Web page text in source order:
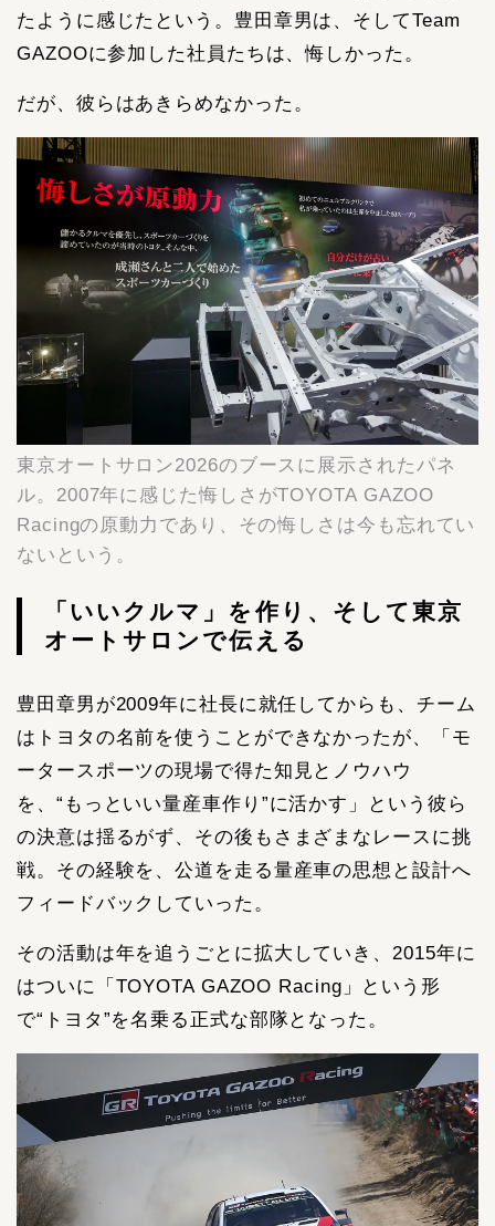
たように感じたという。豊田章男は、そしてTeam
GAZOOに参加した社員たちは、悔しかった。
だが、彼らはあきらめなかった。
東京オートサロン2026のブースに展示されたパネ
ル。2007年に感じた悔しさがTOYOTA GAZOO
Racingの原動力であり、その悔しさは今も忘れてい
ないという。
「いいクルマ」を作り、そして東京
オートサロンで伝える
豊田章男が2009年に社長に就任してからも、チーム
はトヨタの名前を使うことができなかったが、「モ
ータースポーツの現場で得た知見とノウハウ
を、“もっといい量産車作り”に活かす」という彼ら
の決意は揺るがず、その後もさまざまなレースに挑
戦。その経験を、公道を走る量産車の思想と設計へ
フィードバックしていった。
その活動は年を追うごとに拡大していき、2015年に
はついに「TOYOTA GAZOO Racing」という形
で“トヨタ”を名乗る正式な部隊となった。